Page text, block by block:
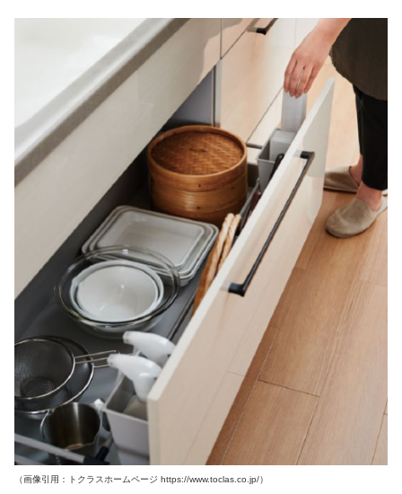
（画像引用：トクラスホームページ https://www.toclas.co.jp/）